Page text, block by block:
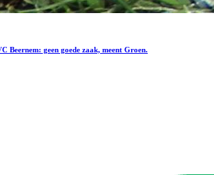
Beernem: geen goede zaak, meent Groen.